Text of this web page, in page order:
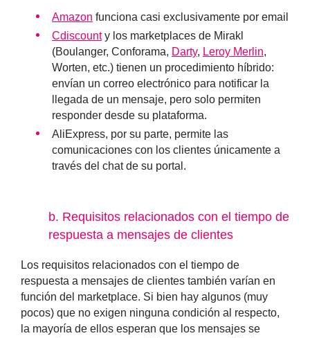
Amazon funciona casi exclusivamente por email
Cdiscounty los marketplaces de Mirakl
(Boulanger, Conforama, Darty, Leroy Merlin,
Worten, etc.) tienen un procedimiento híbrido:
envían un correo electrónico para notificar la
llegada de un mensaje, pero solo permiten
responder desde su plataforma.
AliExpress, por su parte, permite las
comunicaciones con los clientes únicamente a
través del chat de su portal.
b. Requisitos relacionados con el tiempo de
respuesta a mensajes de clientes
Los requisitos relacionados con el tiempo de
respuesta a mensajes de clientes también varían en
función del marketplace. Si bien hay algunos (muy
pocos) que no exigen ninguna condición al respecto,
la mayoría de ellos esperan que los mensajes se